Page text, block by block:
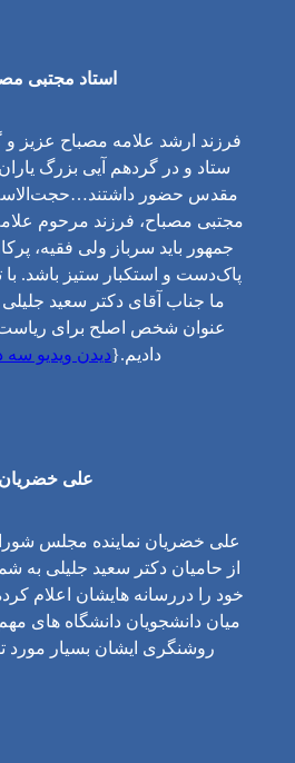
استاد مجتبی
فرزند ارشد علامه مصباح عزیز و
ستاد و در گردهم آیی بزرگ
مقدس حضور
مجتبی مصباح، فرزند مرحوم
جمهور باید سرباز ولی فقیه،
پاک‌دست و استکبار ستیز باشد. با
ما جناب آقای دکتر سعید
عنوان شخص اصلح برای
دادیم.{دیدن ویدیو سه
علی خضریان
علی خضریان نماینده مجلس
از حامیان دکتر سعید جلیلی به
خود را دررسانه هایشان اعلام
میان دانشجویان دانشگاه های
روشنگری ایشان بسیار